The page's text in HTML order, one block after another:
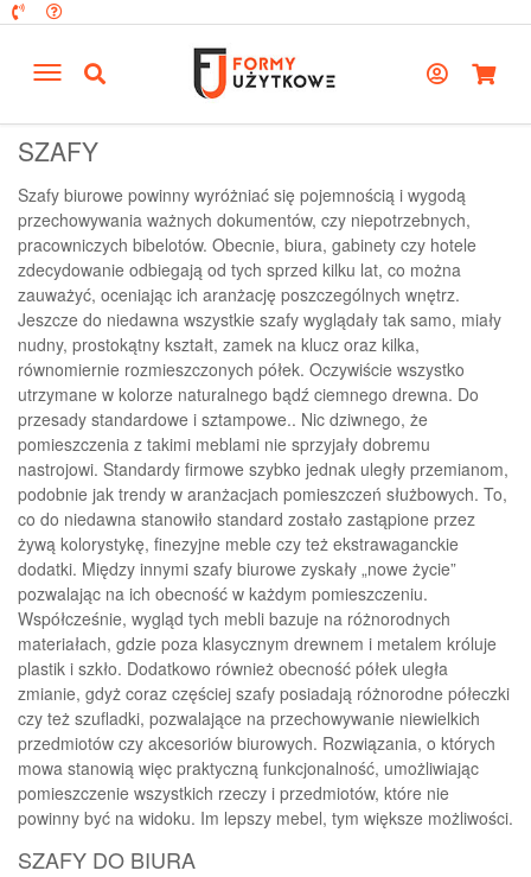
SZAFY
Szafy biurowe powinny wyróżniać się pojemnością i wygodą
przechowywania ważnych dokumentów, czy niepotrzebnych,
pracowniczych bibelotów. Obecnie, biura, gabinety czy hotele
zdecydowanie odbiegają od tych sprzed kilku lat, co można
zauważyć, oceniając ich aranżację poszczególnych wnętrz.
Jeszcze do niedawna wszystkie szafy wyglądały tak samo, miały
nudny, prostokątny kształt, zamek na klucz oraz kilka,
równomiernie rozmieszczonych półek. Oczywiście wszystko
utrzymane w kolorze naturalnego bądź ciemnego drewna. Do
przesady standardowe i sztampowe.. Nic dziwnego, że
pomieszczenia z takimi meblami nie sprzyjały dobremu
nastrojowi. Standardy firmowe szybko jednak uległy przemianom,
podobnie jak trendy w aranżacjach pomieszczeń służbowych. To,
co do niedawna stanowiło standard zostało zastąpione przez
żywą kolorystykę, finezyjne meble czy też ekstrawaganckie
dodatki. Między innymi szafy biurowe zyskały „nowe życie”
pozwalając na ich obecność w każdym pomieszczeniu.
Współcześnie, wygląd tych mebli bazuje na różnorodnych
materiałach, gdzie poza klasycznym drewnem i metalem króluje
plastik i szkło. Dodatkowo również obecność półek uległa
zmianie, gdyż coraz częściej szafy posiadają różnorodne półeczki
czy też szufladki, pozwalające na przechowywanie niewielkich
przedmiotów czy akcesoriów biurowych. Rozwiązania, o których
mowa stanowią więc praktyczną funkcjonalność, umożliwiając
pomieszczenie wszystkich rzeczy i przedmiotów, które nie
powinny być na widoku. Im lepszy mebel, tym większe możliwości.
SZAFY DO BIURA